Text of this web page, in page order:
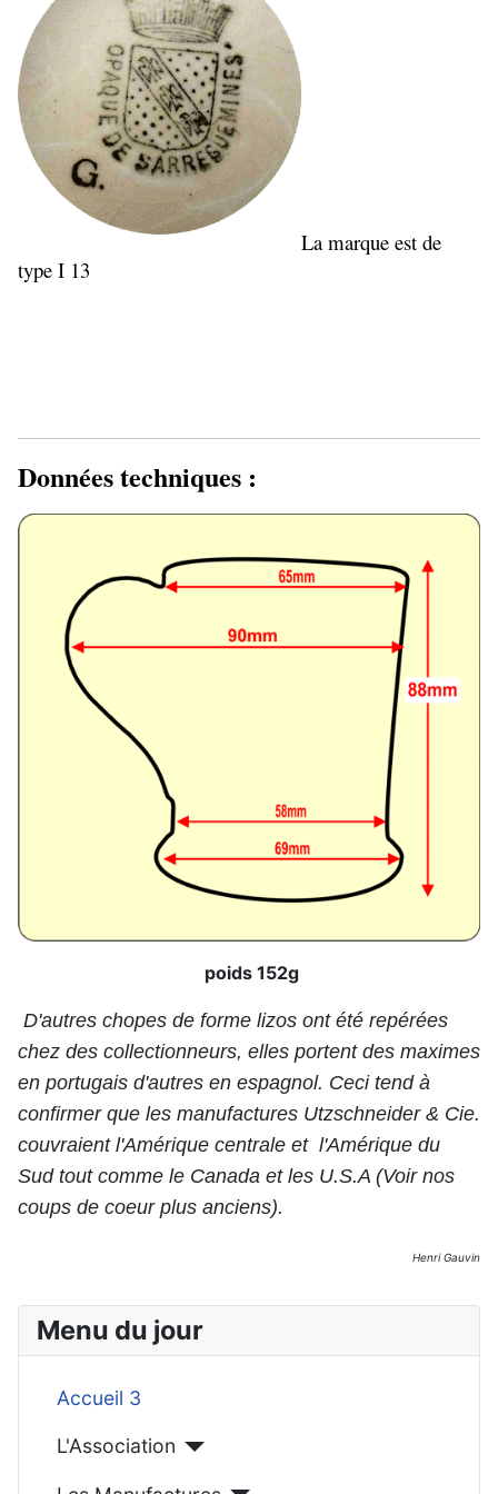
Menu du jour
Accueil 3
L'Association
La marque est de
type I 13
Données techniques :
poids 152g
D'autres chopes de forme lizos ont été repérées
chez des collectionneurs, elles portent des maximes
en portugais d'autres en espagnol. Ceci tend à
confirmer que les manufactures Utzschneider & Cie.
couvraient l'Amérique centrale et l'Amérique du
Sud tout comme le Canada et les U.S.A (Voir nos
coups de coeur plus anciens).
Henri Gauvin